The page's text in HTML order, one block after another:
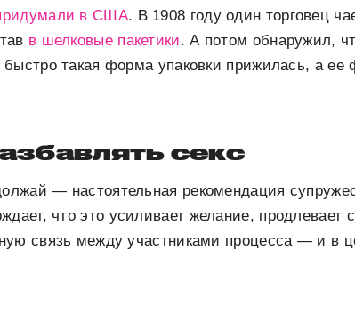
в США. В 1908 году один торговец
в шелковые пакетики. А потом обнаружил,
такая форма упаковки прижилась, а ее
секс
— настоятельная рекомендация
что это усиливает желание, продлевает
связь между участниками процесса — и в